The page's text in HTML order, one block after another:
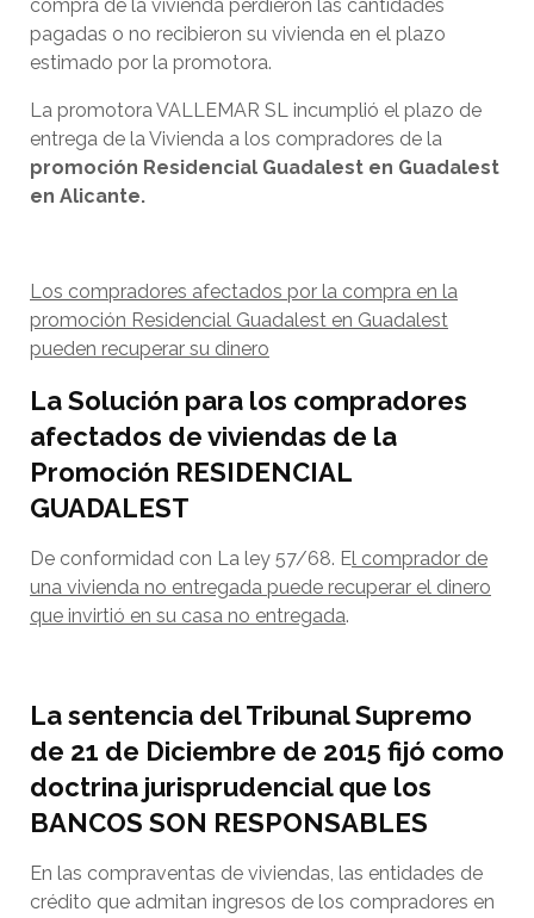
compra de la vivienda perdieron las cantidades
pagadas o no recibieron su vivienda en el plazo
estimado por la promotora.
La promotora VALLEMAR SL incumplió el plazo de
entrega de la Vivienda a los compradores de la
promoción Residencial Guadalest en Guadalest
en Alicante.
Los compradores afectados por la compra en la
promoción Residencial Guadalest en Guadalest
pueden recuperar su dinero
La Solución para los compradores
afectados de viviendas de la
Promoción RESIDENCIAL
GUADALEST
De conformidad con La ley 57/68. El comprador de
una vivienda no entregada puede recuperar el dinero
que invirtió en su casa no entregada.
La sentencia del Tribunal Supremo
de 21 de Diciembre de 2015 fijó como
doctrina jurisprudencial que los
BANCOS SON RESPONSABLES
En las compraventas de viviendas, las entidades de
crédito que admitan ingresos de los compradores en